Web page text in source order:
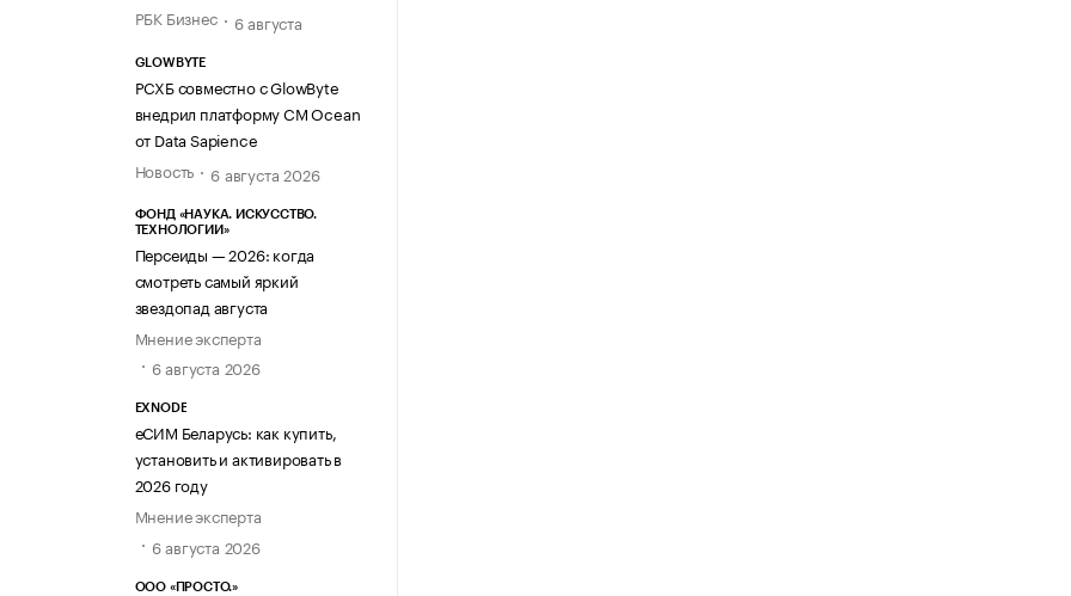
РБК Бизнес
6 августа
GLOWBYTE
РСХБ совместно с GlowByte
внедрил платформу CM Ocean
от Data Sapience
Новость
6 августа 2026
ФОНД «НАУКА. ИСКУССТВО.
ТЕХНОЛОГИИ»
Персеиды — 2026: когда
смотреть самый яркий
звездопад августа
Мнение эксперта
6 августа 2026
EXNODE
еСИМ Беларусь: как купить,
установить и активировать в
2026 году
Мнение эксперта
6 августа 2026
ООО «ПРОСТО.»